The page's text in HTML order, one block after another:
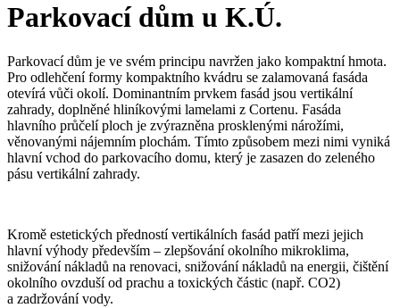
Parkovací dům u K.Ú.
Parkovací dům je ve svém principu navržen jako kompaktní hmota.
Pro odlehčení formy kompaktního kvádru se zalamovaná fasáda
otevírá vůči okolí. Dominantním prvkem fasád jsou vertikální
zahrady, doplněné hliníkovými lamelami z Cortenu. Fasáda
hlavního průčelí ploch je zvýrazněna prosklenými nárožími,
věnovanými nájemním plochám. Tímto způsobem mezi nimi vyniká
hlavní vchod do parkovacího domu, který je zasazen do zeleného
pásu vertikální zahrady.
Kromě estetických předností vertikálních fasád patří mezi jejich
hlavní výhody především – zlepšování okolního mikroklima,
snižování nákladů na renovaci, snižování nákladů na energii, čištění
okolního ovzduší od prachu a toxických částic (např. CO2)
a zadržování vody.